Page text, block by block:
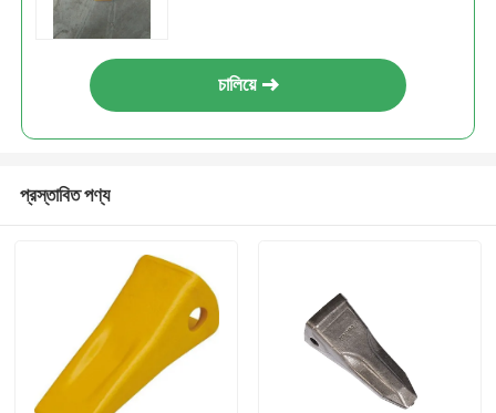
চালিয়ে
প্রস্তাবিত পণ্য